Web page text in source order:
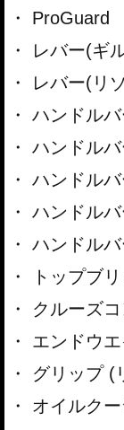
ProGuard
レバー(ギ
レバー(リ
ハンドル
ハンドル
ハンドル
ハンドル
ハンドル
トップブ
クルーズ
エンドウ
グリップ (
オイルク